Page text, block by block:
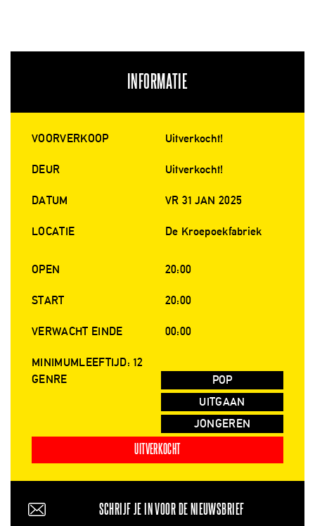
INFORMATIE
VOORVERKOOP Uitverkocht!
DEUR Uitverkocht!
DATUM VR 31 JAN 2025
LOCATIE De Kroepoekfabriek
OPEN 20:00
START 20:00
VERWACHT EINDE 00:00
MINIMUMLEEFTIJD: 12
GENRE
POP
UITGAAN
JONGEREN
UITVERKOCHT
SCHRIJF JE IN VOOR DE NIEUWSBRIEF